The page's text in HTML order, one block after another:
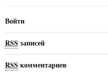
Войти
RSSзаписей
RSSкомментариев